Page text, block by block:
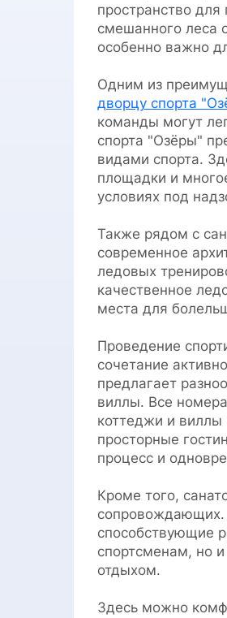
пространство
смешанного леса
особенно важно
Одним из
дворцу спорта
команды могут
спорта "Озёры"
видами спорта.
площадки и
условиях под
Также рядом с
современное
ледовых
качественное
места для
Проведение
сочетание
предлагает
виллы. Все
коттеджи и виллы
просторные
процесс и
Кроме того,
сопровождающих.
способствующие
спортсменам, но
отдыхом.
Здесь можно